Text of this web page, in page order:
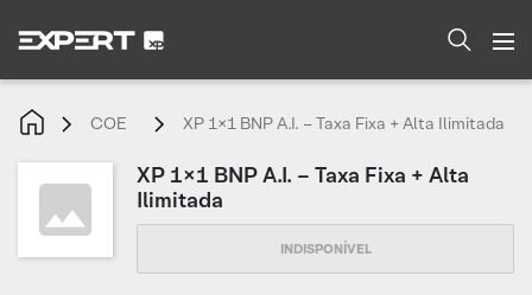
COE XP 1×1 BNP A.I. – Taxa Fixa + Alta Ilimitada
XP 1×1 BNP A.I. – Taxa Fixa + Alta
Ilimitada